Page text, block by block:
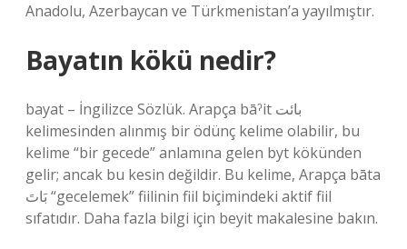
Anadolu, Azerbaycan ve Türkmenistan’a yayılmıştır.
Bayatın kökü nedir?
bayat – İngilizce Sözlük. Arapça bāˀit بائت
kelimesinden alınmış bir ödünç kelime olabilir, bu
kelime “bir gecede” anlamına gelen byt kökünden
gelir; ancak bu kesin değildir. Bu kelime, Arapça bāta
بَاتَ “gecelemek” fiilinin fiil biçimindeki aktif fiil
sıfatıdır. Daha fazla bilgi için beyit makalesine bakın.